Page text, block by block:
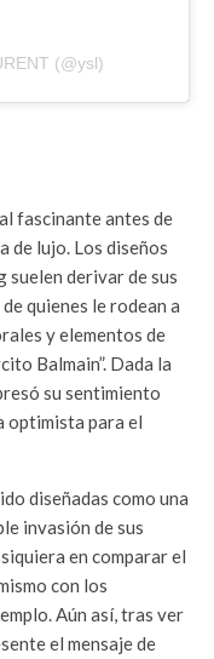
(@ysl)
fascinante antes de
de lujo. Los diseños
derivar de sus
quienes le rodean a
y elementos de
Balmain”. Dada la
su sentimiento
optimista para el
diseñadas como una
invasión de sus
en comparar el
con los
Aún así, tras ver
el mensaje de